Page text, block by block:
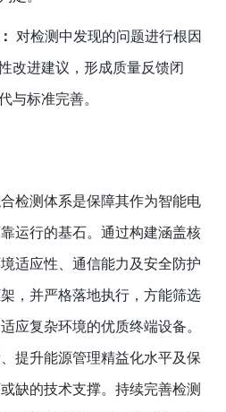
对检测中发现的问题进行根因
改进建议，形成质量反馈闭
与标准完善。
检测体系是保障其作为智能电
运行的基石。通过构建涵盖核
适应性、通信能力及安全防护
，并严格落地执行，方能筛选
应复杂环境的优质终端设备。
提升能源管理精益化水平及保
缺的技术支撑。持续完善检测